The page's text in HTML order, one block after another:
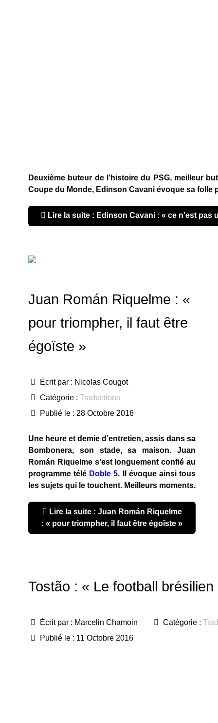
Deuxième buteur de l’histoire du PSG, meilleur
Coupe du Monde, Edinson Cavani évoque sa folle
Lire la suite : Edinson Cavani : « ce n’est
Juan Román Riquelme : «
pour triompher, il faut être
égoïste »
Écrit par : Nicolas Cougot
Catégorie : Traductions
Publié le : 28 Octobre 2016
Une heure et demie d’entretien, assis dans sa
Bombonera, son stade, sa maison. Juan
Román Riquelme s’est longuement confié au
programme télé Doble 5. Il évoque ainsi tous
les sujets qui le touchent. Meilleurs moments.
Lire la suite : Juan Román Riquelme
: « pour triompher, il faut être égoïste »
Tostão : « Le football
Écrit par : Marcelin Chamoin Catégorie :
Publié le : 11 Octobre 2016